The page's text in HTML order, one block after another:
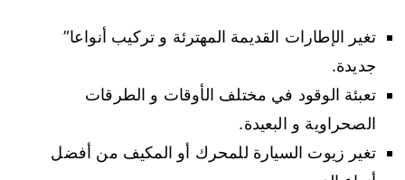
تغير الإطارات القديمة المهترئة و تركيب أنواعا”
جديدة.
تعبئة الوقود في مختلف الأوقات و الطرقات
الصحراوية و البعيدة.
تغير زيوت السيارة للمحرك أو المكيف من أفضل